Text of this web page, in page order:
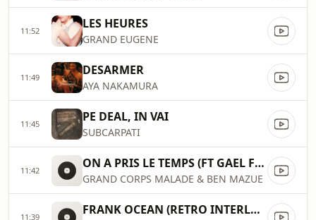
11:52 LES HEURES
GRAND EUGENE
11:49 DESARMER
AYA NAKAMURA
11:45 PE DEAL, IN VAI
SUBCARPATI
11:42 ON A PRIS LE TEMPS (FT GAEL FAYE)
GRAND CORPS MALADE & BEN MAZUE
11:39 FRANK OCEAN (RETRO INTERLUDE)